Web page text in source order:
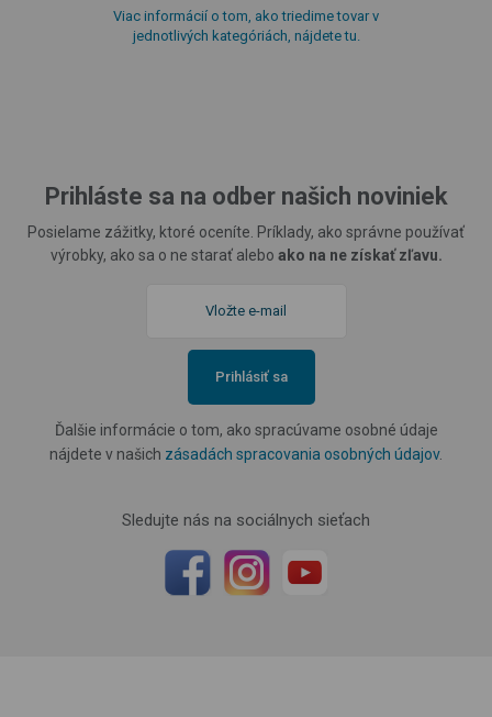
Viac informácií o tom, ako triedime tovar v
jednotlivých kategóriách, nájdete tu.
Prihláste sa na odber našich noviniek
Posielame zážitky, ktoré oceníte. Príklady, ako správne používať
výrobky, ako sa o ne starať alebo ako na ne získať zľavu.
Prihlásiť sa
Ďalšie informácie o tom, ako spracúvame osobné údaje
nájdete v našich zásadách spracovania osobných údajov.
Sledujte nás na sociálnych sieťach